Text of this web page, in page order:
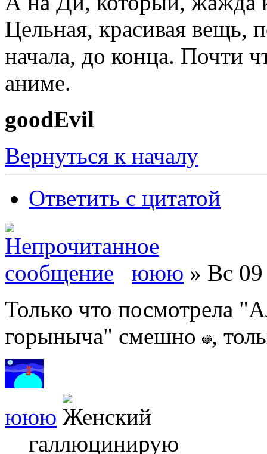
Цельная, красивая вещь,
начала, до конца. Почти
аниме.
goodEvil
Вернуться к началу
Ответить с цитатой
ююю » Вс
Только что посмотрела
горыныча" смешно
,
ююю
галлюцинирую